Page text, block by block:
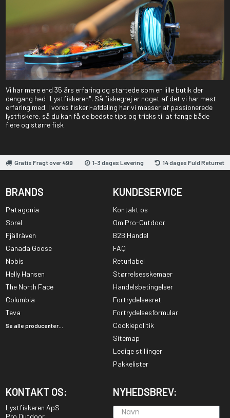
Vi har mere end 35 års erfaring og startede som en lille butik der
dengang hed "Lystfiskeren". Så fiskegrej er noget af det vi har mest
erfaring med. I vores fiskeri-afdeling har vi masser af passionerede
lystfiskere, så du kan få de bedste tips og tricks til at fange både
flere og større fisk
Gratis Fragt over 499 1-3 dages Levering 14 dages Fuld Returret
BRANDS
Patagonia
Sorel
Fjällräven
Canada Goose
Nobis
Helly Hansen
The North Face
Columbia
Teva
Se alle producenter...
KUNDESERVICE
Kontakt os
Om Pro-Outdoor
B2B Handel
FAQ
Returlabel
Størrelsesskemaer
Handelsbetingelser
Fortrydelsesret
Fortrydelsesformular
Cookiepolitik
Sitemap
Ledige stillinger
Pakkelister
KONTAKT OS:
Lystfiskeren ApS
Pro Outdoor
NYHEDSBREV: